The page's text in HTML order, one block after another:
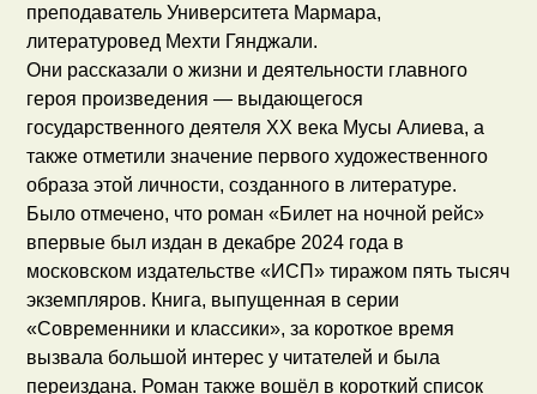
преподаватель Университета Мармара,
литературовед Мехти Гянджали.
Они рассказали о жизни и деятельности главного
героя произведения — выдающегося
государственного деятеля XX века Мусы Алиева, а
также отметили значение первого художественного
образа этой личности, созданного в литературе.
Было отмечено, что роман «Билет на ночной рейс»
впервые был издан в декабре 2024 года в
московском издательстве «ИСП» тиражом пять тысяч
экземпляров. Книга, выпущенная в серии
«Современники и классики», за короткое время
вызвала большой интерес у читателей и была
переиздана. Роман также вошёл в короткий список